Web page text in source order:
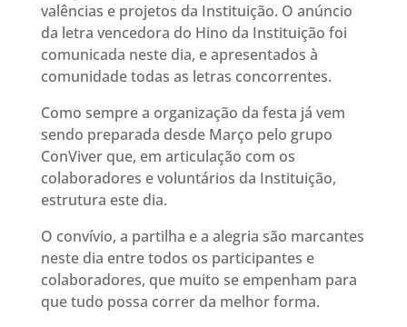
valências e projetos da Instituição. O anúncio
da letra vencedora do Hino da Instituição foi
comunicada neste dia, e apresentados à
comunidade todas as letras concorrentes.
Como sempre a organização da festa já vem
sendo preparada desde Março pelo grupo
ConViver que, em articulação com os
colaboradores e voluntários da Instituição,
estrutura este dia.
O convívio, a partilha e a alegria são marcantes
neste dia entre todos os participantes e
colaboradores, que muito se empenham para
que tudo possa correr da melhor forma.